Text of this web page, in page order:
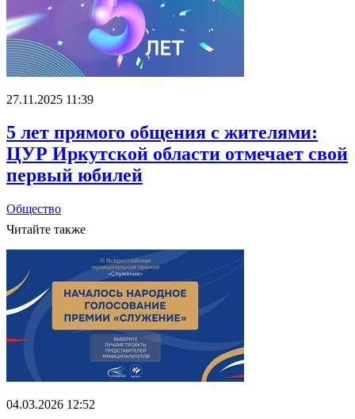
27.11.2025 11:39
5 лет прямого общения с жителями:
ЦУР Иркутской области отмечает свой
первый юбилей
Общество
Читайте также
04.03.2026 12:52